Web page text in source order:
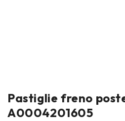
Pastiglie freno
A0004201605